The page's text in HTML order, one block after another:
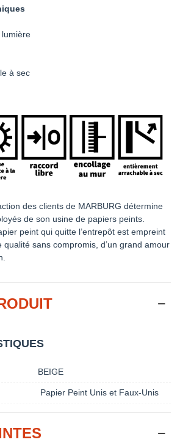
lumière
à sec
des clients de MARBURG détermine
de son usine de papiers peints.
peint qui quitte l’entrepôt est empreint
qualité sans compromis, d’un grand amour
BEIGE
Papier Peint Unis et Faux-Unis